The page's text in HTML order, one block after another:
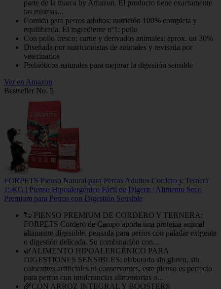
parte de la marca by Amazon. El producto tiene exactamente
las mismas...
Comida para perros adultos: nutrición 100% completa y
equilibrada. El ingrediente nº1: pollo
Con pollo fresco; carne y derivados animales: aprox. un 30%
Diseñada por nutricionistas de animales y revisada por
veterinarios
Prebióticos naturales para mejorar la digestión sensible
Ver en Amazon
Bestseller No. 5
FORPETS Pienso Natural para Perros Adultos Cordero y Ternera
15KG | Pienso Hipoalergénico Fácil de Digerir | Alimento Seco
Premium para Perros con Digestión Sensible
🐑 PIENSO PREMIUM DE CORDERO Y TERNERA:
FORPETS Cordero de Campo aporta una proteína animal
altamente digestible, pensada para perros con paladar exigente
o digestión delicada. Su combinación con...
🌿ALIMENTO HIPOALERGÉNICO PARA
DIGESTIONES SENSIBLES: elaborado sin gluten, sin
colorantes artificiales ni conservantes, este pienso es perfecto
para perros con intolerancias alimentarias o...
🌾CON ARROZ INTEGRAL Y BOOSTERS